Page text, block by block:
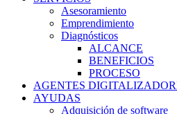
Asesoramiento
Emprendimiento
Diagnósticos
ALCANCE
BENEFICIOS
PROCESO
AGENTES
AYUDAS
Adquisición de software